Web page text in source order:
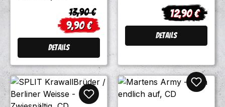
Verkaufspreis:
9,90 €
Regulärer Preis:
13,90 €
Details
Regulärer
12,90 €
Details